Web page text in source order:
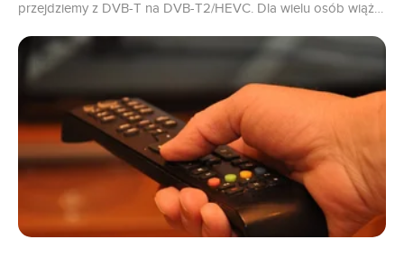
przejdziemy z DVB-T na DVB-T2/HEVC. Dla wielu osób wiąże
telewizora). Dla tych, których nie będzie na to stać, rząd
przygotował specjalne dofinansowanie. Już można się o nie